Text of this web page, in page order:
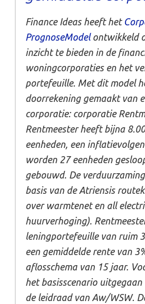
Finance Ideas heeft het
PrognoseModelontwikkeld
inzicht te bieden in de
woningcorporaties en het
portefeuille. Met dit model
doorrekening gemaakt van
corporatie: corporatie
Rentmeester heeft bijna
eenheden, een
worden 27 eenheden
gebouwd. De
basis van de Atriensis
over warmtenet en all
huurverhoging).
leningportefeuille van ruim
een gemiddelde rente van
aflosschema van 15 jaar.
het basisscenario
de leidraad van Aw/WSW.